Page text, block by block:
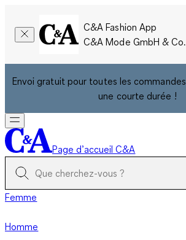
C&A Fashion App
C&A Mode GmbH & Co.
Envoi gratuit pour toutes les
une courte durée !
Page d’accueil C&A
Femme
Homme